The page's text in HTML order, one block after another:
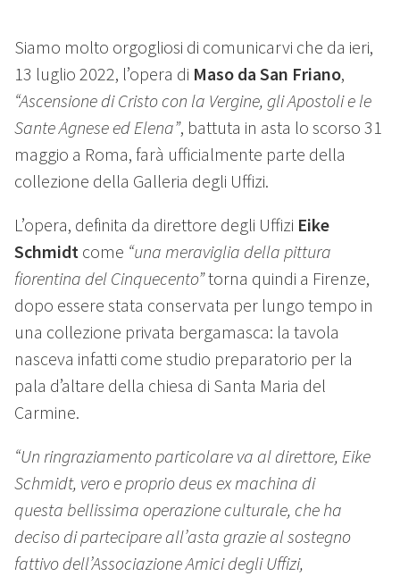
Siamo molto orgogliosi di comunicarvi che da ieri,
13 luglio 2022, l’opera di Maso da San Friano,
“Ascensione di Cristo con la Vergine, gli Apostoli e le
Sante Agnese ed Elena”, battuta in asta lo scorso 31
maggio a Roma, farà ufficialmente parte della
collezione della Galleria degli Uffizi.
L’opera, definita da direttore degli Uffizi Eike
Schmidt come “una meraviglia della pittura
fiorentina del Cinquecento”torna quindi a Firenze,
dopo essere stata conservata per lungo tempo in
una collezione privata bergamasca: la tavola
nasceva infatti come studio preparatorio per la
pala d’altare della chiesa di Santa Maria del
Carmine.
“Un ringraziamento particolare va al direttore, Eike
Schmidt, vero e proprio deus ex machina di
questa bellissima operazione culturale, che ha
deciso di partecipare all’asta grazie al sostegno
fattivo dell’Associazione Amici degli Uffizi,